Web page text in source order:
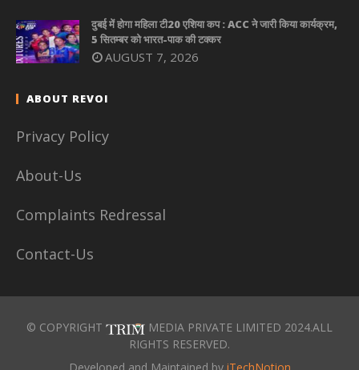
दुबई में होगा महिला टी20 एशिया कप : ACC ने जारी किया कार्यक्रम,
5 सितम्बर को भारत-पाक की टक्कर
AUGUST 7, 2026
ABOUT REVOI
Privacy Policy
About-Us
Complaints Redressal
Contact-Us
© COPYRIGHT
MEDIA PRIVATE LIMITED 2024.ALL
RIGHTS RESERVED.